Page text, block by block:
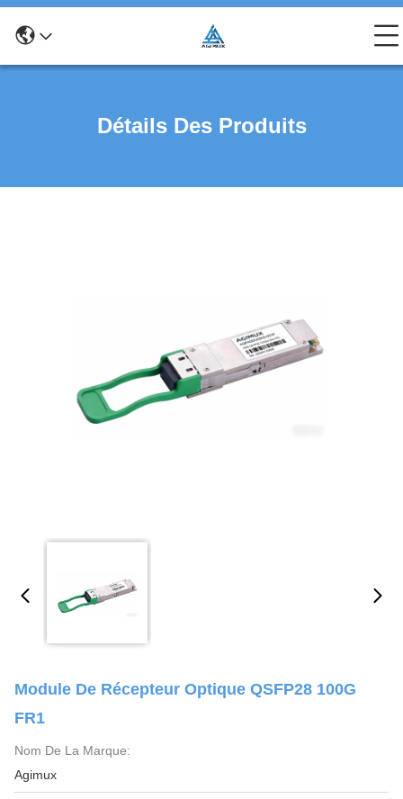
Détails Des Produits
Module De Récepteur Optique QSFP28 100G
FR1
Nom De La Marque:
Agimux